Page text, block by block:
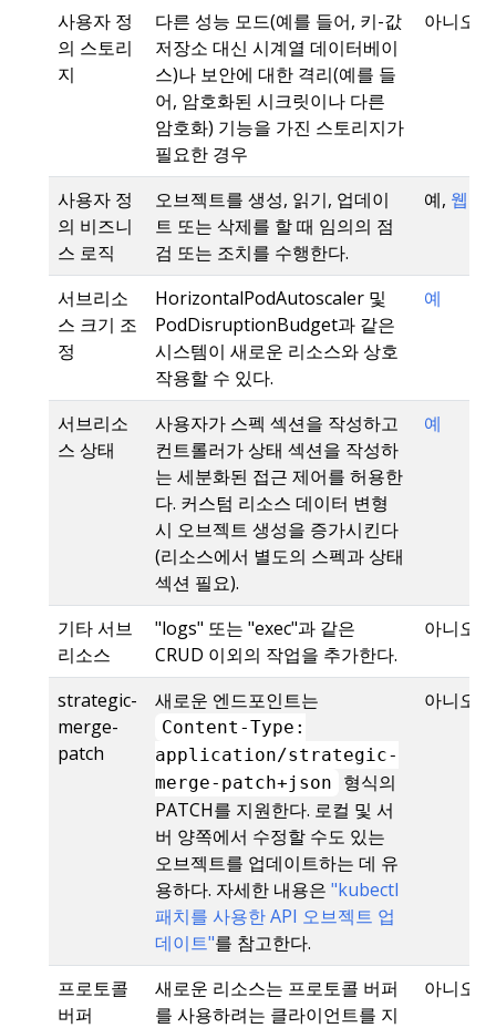
사용자 정
의 스토리
지
다른 성능 모드(예를 들어, 키-값
저장소 대신 시계열 데이터베이
스)나 보안에 대한 격리(예를 들
어, 암호화된 시크릿이나 다른
암호화) 기능을 가진 스토리지가
필요한 경우
아니오
사용자 정
의 비즈니
스 로직
오브젝트를 생성, 읽기, 업데이
트 또는 삭제를 할 때 임의의 점
검 또는 조치를 수행한다.
예, 웹훅
서브리소
스 크기 조
정
HorizontalPodAutoscaler 및
PodDisruptionBudget과 같은
시스템이 새로운 리소스와 상호
작용할 수 있다.
예
서브리소
스 상태
사용자가 스펙 섹션을 작성하고
컨트롤러가 상태 섹션을 작성하
는 세분화된 접근 제어를 허용한
다. 커스텀 리소스 데이터 변형
시 오브젝트 생성을 증가시킨다
(리소스에서 별도의 스펙과 상태
섹션 필요).
예
기타 서브
리소스
"logs" 또는 "exec"과 같은
CRUD 이외의 작업을 추가한다.
아니오
strategic-
merge-
patch
새로운 엔드포인트는
Content-Type:
application/strategic-
merge-patch+json
형식의
PATCH를 지원한다. 로컬 및 서
버 양쪽에서 수정할 수도 있는
오브젝트를 업데이트하는 데 유
용하다. 자세한 내용은 "kubectl
패치를 사용한 API 오브젝트 업
데이트"를 참고한다.
아니오
프로토콜
버퍼
새로운 리소스는 프로토콜 버퍼
를 사용하려는 클라이언트를 지
아니오